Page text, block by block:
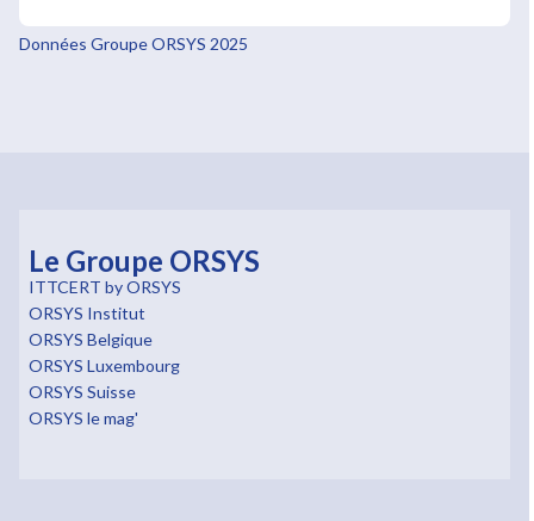
Données Groupe ORSYS 2025
Le Groupe ORSYS
ITTCERT by ORSYS
ORSYS Institut
ORSYS Belgique
ORSYS Luxembourg
ORSYS Suisse
ORSYS le mag'